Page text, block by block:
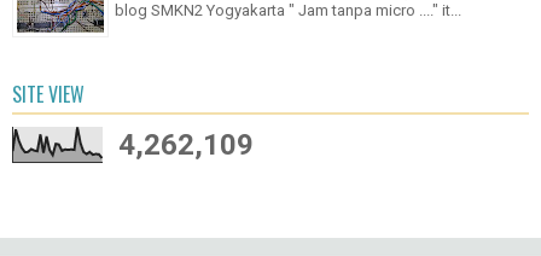
blog SMKN2 Yogyakarta " Jam tanpa micro ...." it...
SITE VIEW
4,262,109